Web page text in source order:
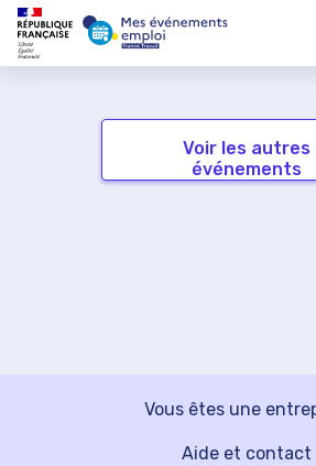
Voir les autres
événements
Vous êtes une
Aide et contact